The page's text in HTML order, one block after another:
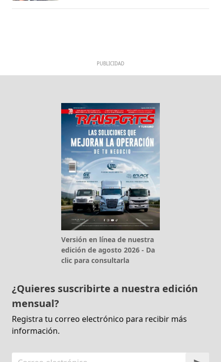
PUBLICIDAD
Versión en línea de nuestra
edición de agosto 2026 - Da
clic para consultarla
¿Quieres suscribirte a nuestra edición
mensual?
Registra tu correo electrónico para recibir más
información.